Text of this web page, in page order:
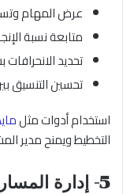
عرض المهام
متابعة نسبة
تحديد
تحسين التنسيق
استخدام أدوات مثل
التخطيط ويمنح مدير
5- إدارة المسار الحرج (Critical Path)